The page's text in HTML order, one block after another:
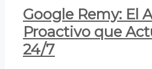
Google Remy: El
Proactivo que
24/7